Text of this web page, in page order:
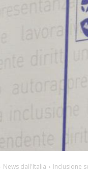
News dall'Italia Inclusione